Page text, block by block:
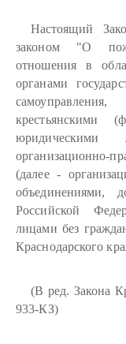
Настоящий
законом "О
отношения в
органами
крестьянскими
организационно-
(далее -
объединениями,
Российской
лицами без
Краснодарского
(В ред. Закона
933-КЗ)